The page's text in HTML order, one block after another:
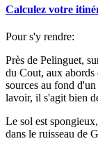
Calculez votre
Pour s'y rendre:
Près de Pelinguet,
du Cout, aux abords
sources au fond
lavoir, il s'agit bien
Le sol est
dans le ruisseau de